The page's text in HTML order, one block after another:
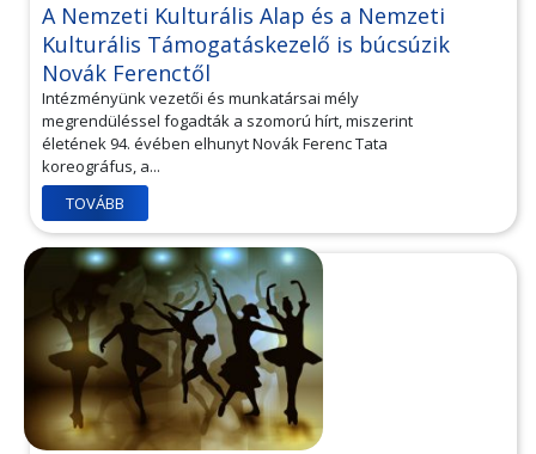
A Nemzeti Kulturális Alap és a Nemzeti
Kulturális Támogatáskezelő is búcsúzik
Novák Ferenctől
Intézményünk vezetői és munkatársai mély
megrendüléssel fogadták a szomorú hírt, miszerint
életének 94. évében elhunyt Novák Ferenc Tata
koreográfus, a...
TOVÁBB